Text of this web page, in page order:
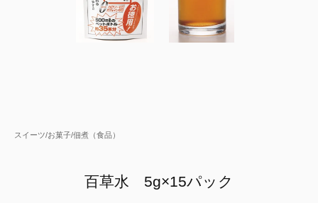
スイーツ/お菓子/佃煮（食品）
百草水 5g×15パック